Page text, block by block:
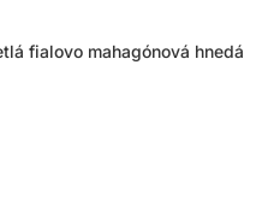
fialovo mahagónová hnedá